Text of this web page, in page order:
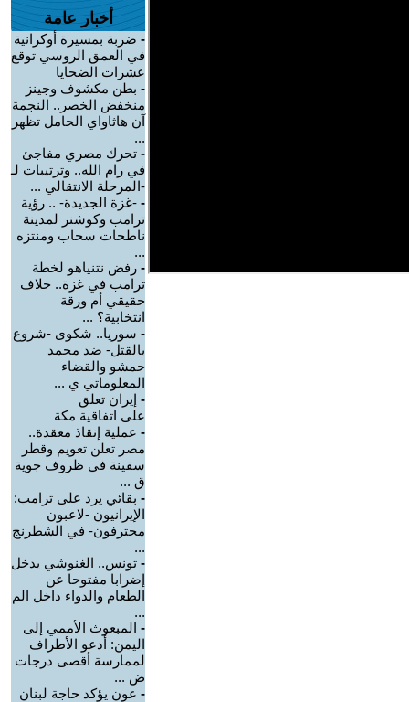
أخبار عامة
- ضربة بمسيرة أوكرانية
في العمق الروسي توقع
عشرات الضحايا
- بطن مكشوف وجينز
منخفض الخصر.. النجمة
آن هاثاواي الحامل تظهر
...
- تحرك مصري مفاجئ
في رام الله.. وترتيبات لـ
-المرحلة الانتقالي ...
- -غزة الجديدة- .. رؤية
ترامب وكوشنر لمدينة
ناطحات سحاب ومنتزه
...
- رفض نتنياهو لخطة
ترامب في غزة.. خلاف
حقيقي أم ورقة
انتخابية؟ ...
- سوريا.. شكوى -شروع
بالقتل- ضد محمد
حمشو والقضاء
المعلوماتي ي ...
- إيران تعلق
على اتفاقية مكة
- عملية إنقاذ معقدة..
مصر تعلن تعويم وقطر
سفينة في ظروف جوية
ق ...
- بقائي يرد على ترامب:
الإيرانيون -لاعبون
محترفون- في الشطرنج
...
- تونس.. الغنوشي يدخل
إضرابا مفتوحا عن
الطعام والدواء داخل الم
...
- ‏المبعوث الأممي إلى
اليمن: أدعو الأطراف
لممارسة أقصى درجات
ض ...
- عون يؤكد حاجة لبنان